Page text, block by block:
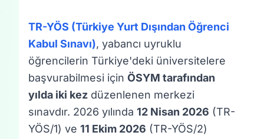
TR-YÖS (Türkiye Yurt Dışından Öğrenci
Kabul Sınavı), yabancı uyruklu
öğrencilerin Türkiye'deki üniversitelere
başvurabilmesi için ÖSYM tarafından
yılda iki kez düzenlenen merkezi
sınavdır. 2026 yılında 12 Nisan 2026 (TR-
YÖS/1) ve 11 Ekim 2026 (TR-YÖS/2)